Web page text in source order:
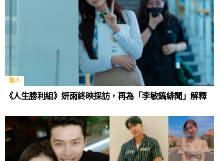
藝人
《人生勝利組》妍雨終映採訪，再為「李敏鎬緋聞」解釋